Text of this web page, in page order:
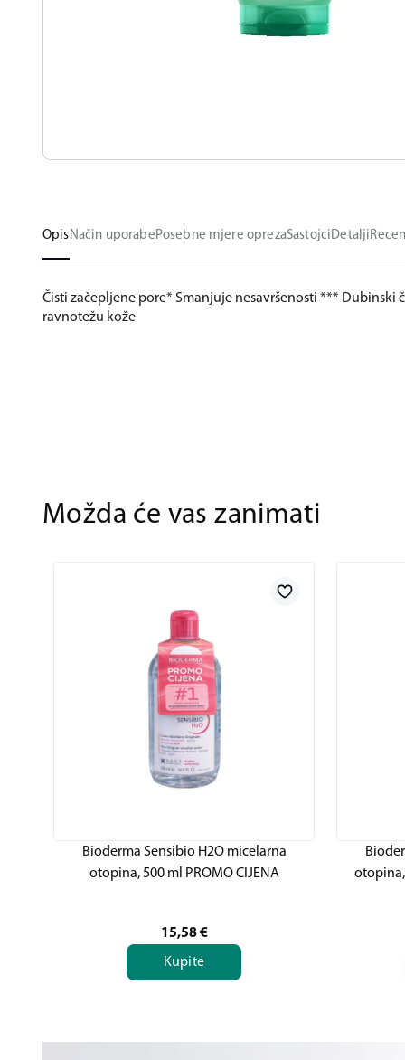
OpisNačin uporabePosebne mjere oprezaSastojciDetalji
Čisti začepljene pore* Smanjuje nesavršenosti *** Dubinski
ravnotežu kože
Možda će vas zanimati
Bioderma Sensibio H2O micelarna
otopina, 500 ml PROMO CIJENA
15,58 €
Kupite
otopina,